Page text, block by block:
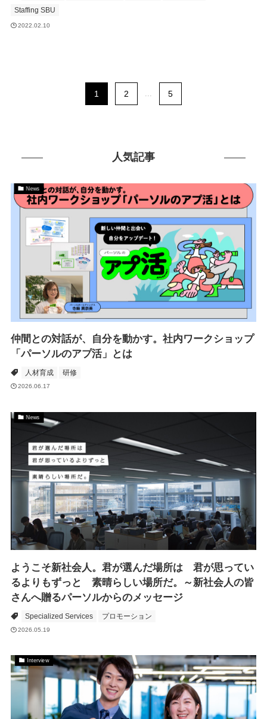
Staffing SBU
2022.02.10
1 2 ... 5
人気記事
News
仲間との対話が、自分を動かす。社内ワークショップ
「パーソルのアプ活」とは
人材育成 研修
2026.06.17
News
ようこそ新社会人。君が選んだ場所は 君が思ってい
るよりもずっと 素晴らしい場所だ。～新社会人の皆
さんへ贈るパーソルからのメッセージ
Specialized Services プロモーション
2026.05.19
Interview